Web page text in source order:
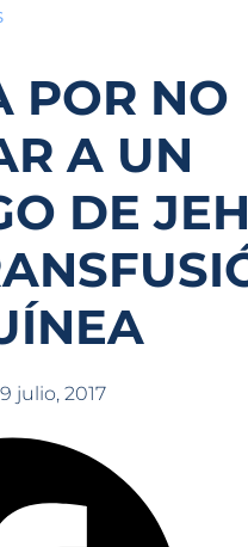
POR NO
A UN
DE
julio, 2017